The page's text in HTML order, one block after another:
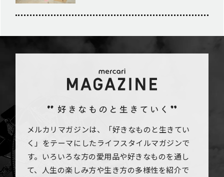
メルカリマガジンは、「好きなものと生きてい
く」をテーマにしたライフスタイルマガジンで
す。いろいろな方の愛用品や好きなものを通し
て、人生の楽しみ方や生き方の多様性を紹介で